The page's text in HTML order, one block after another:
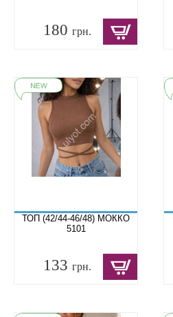
180 грн.
ТОП (42/44-46/48) МОККО
5101
133 грн.